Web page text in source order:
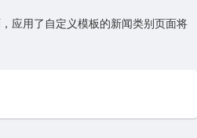
应⽤了⾃定义模板的新闻类别页⾯将